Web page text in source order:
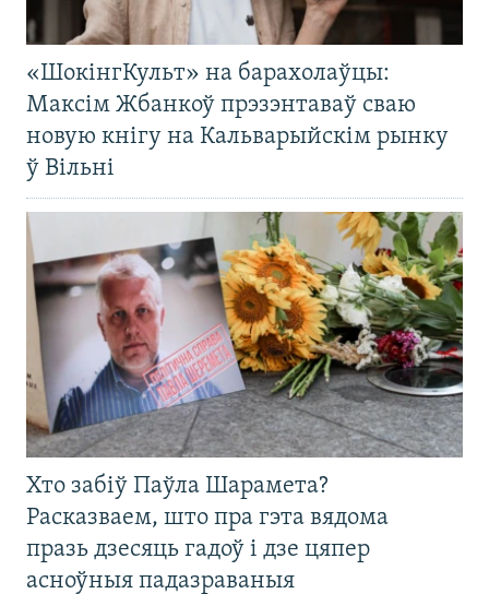
«ШокінгКульт» на барахолаўцы:
Максім Жбанкоў прэзэнтаваў сваю
новую кнігу на Кальварыйскім рынку
ў Вільні
Хто забіў Паўла Шарамета?
Расказваем, што пра гэта вядома
празь дзесяць гадоў і дзе цяпер
асноўныя падазраваныя